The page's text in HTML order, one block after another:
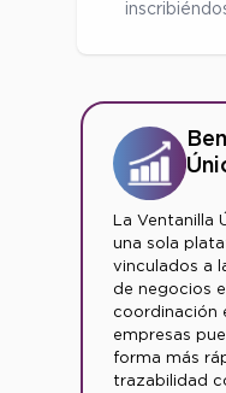
La Ventanilla
una sola
vinculados a
de negocios
coordinación
empresas
forma más
trazabilidad